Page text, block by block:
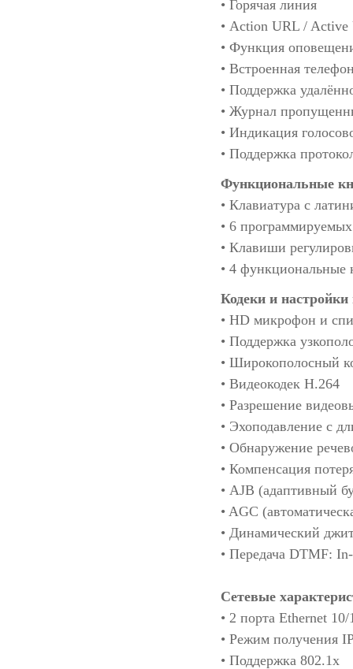
• Горячая линия
• Action URL / Active
• Функция
• Встроенная
• Поддержка
• Журнал
• Индикация
• Поддержка
Функциональные
• Клавиатура с
• 6
• Клавиши
• 4 функциональные
Кодеки и настройки
• HD микрофон и
• Поддержка
• Широкополосный
• Видеокодек H.264
• Разрешение
• Эхоподавление с
• Обнаружение
• Компенсация
• AJB (адаптивный
• AGC
• Динамический
• Передача DTMF:
Сетевые
• 2 порта Ethernet
• Режим получения
• Поддержка 802.1x